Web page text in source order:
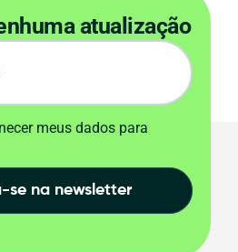
atualização
meus dados para
se na newsletter